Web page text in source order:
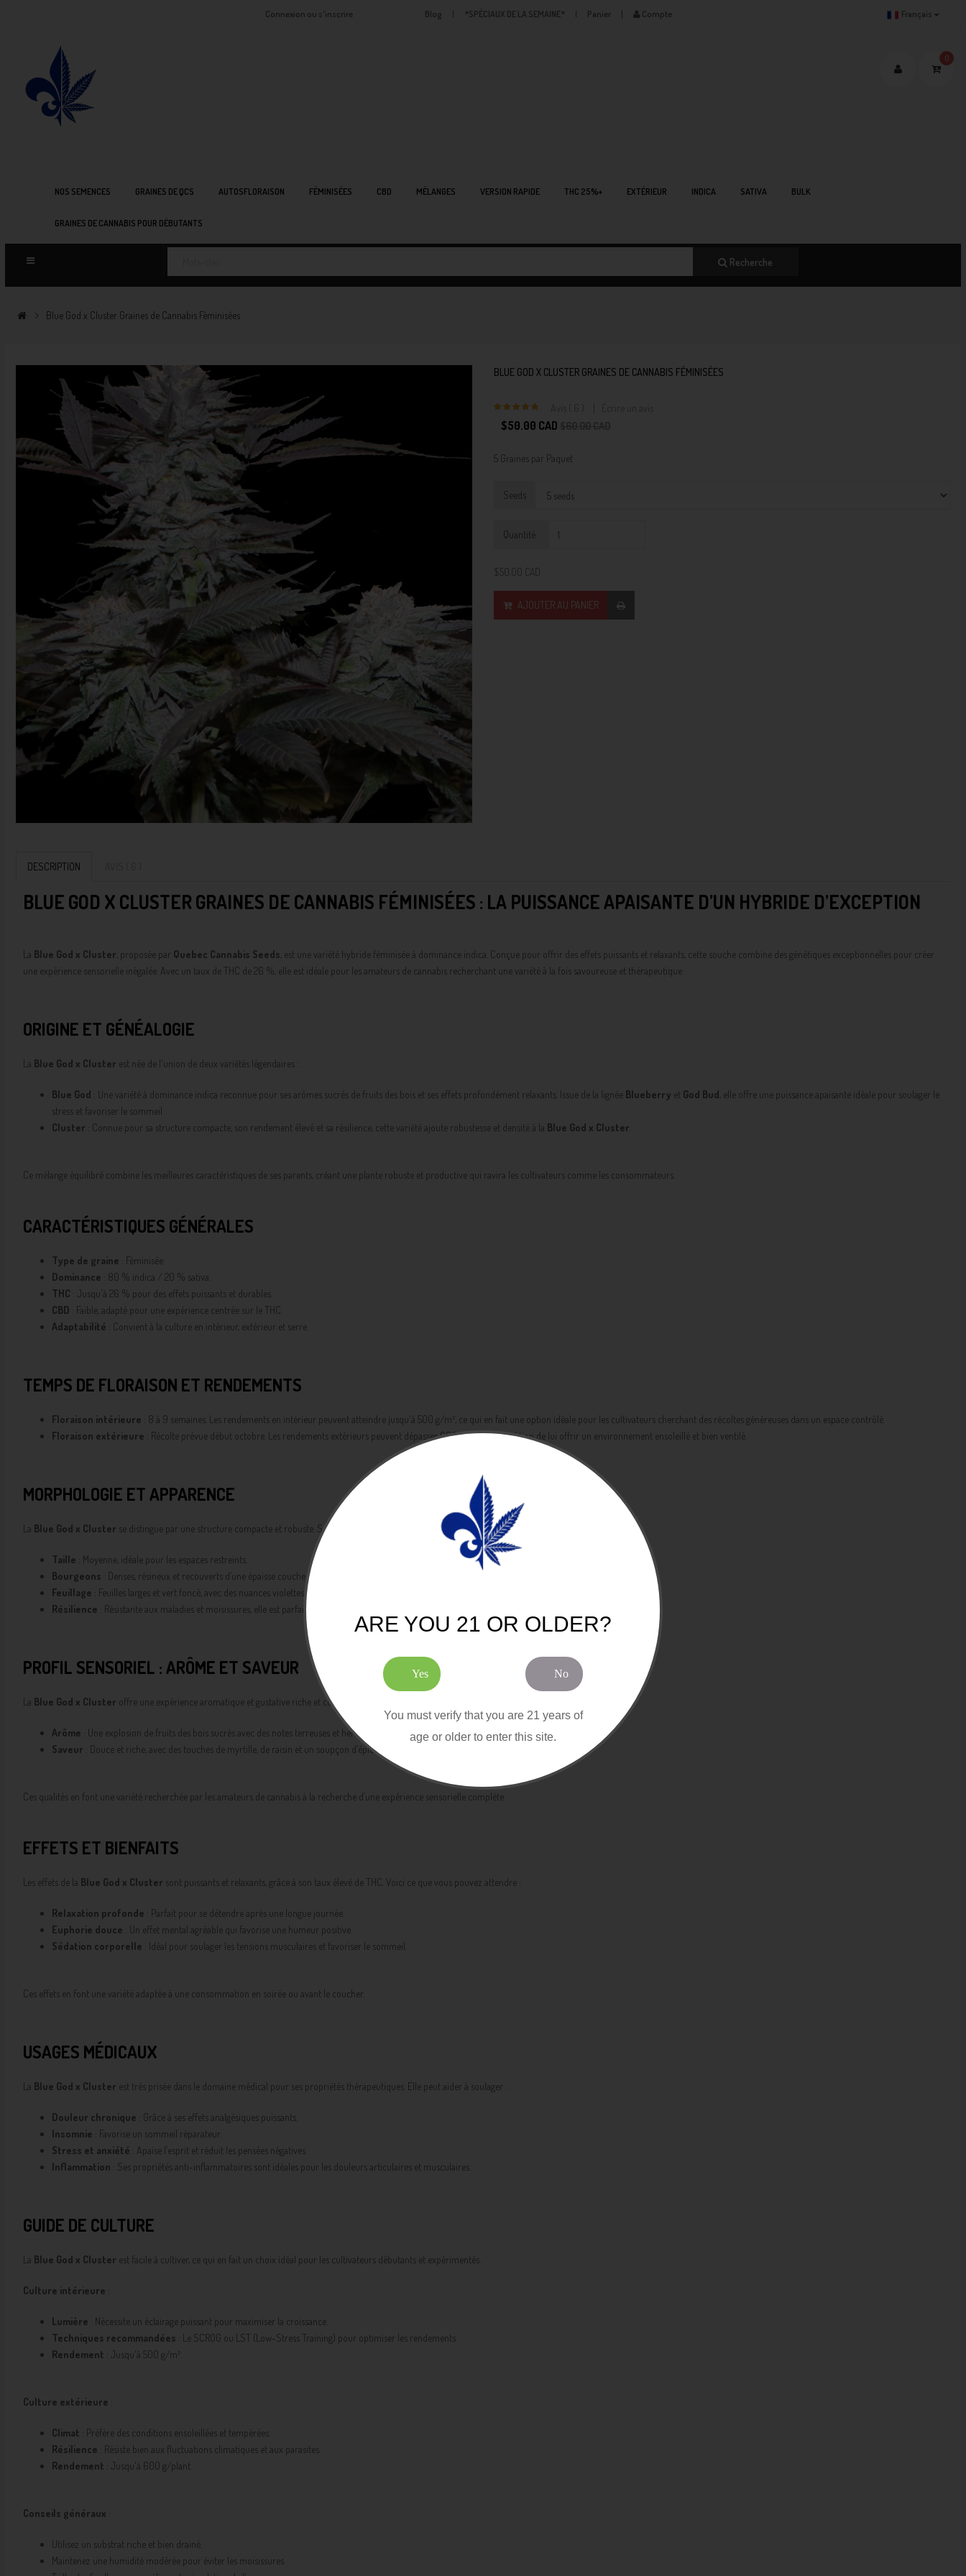
Connexion ou s'inscrire Blog *SPÉCIAUX DE LA SEMAINE* Panier Compte Français
0
NOS SEMENCES GRAINES DE QCS AUTOSFLORAISON FÉMINISÉES CBD MÉLANGES VERSION RAPIDE THC 25%+ EXTÉRIEUR INDICA SATIVA BULK
GRAINES DE CANNABIS POUR DÉBUTANTS
Recherche
Blue God x Cluster Graines de Cannabis Féminisées
BLUE GOD X CLUSTER GRAINES DE CANNABIS FÉMINISÉES
$50.00 CAD
5 Graines par Paquet
Seeds
Quantité :
$50.00 CAD
AJOUTER AU PANIER
DESCRIPTION
BLUE GOD X CLUSTER GRAINES DE CANNABIS FÉMINISÉES : LA PUISSANCE APAISANTE D’UN HYBRIDE D’EXCEPTION
La Blue God x Cluster , proposée par Quebec Cannabis Seeds , est une variété hybride féminisée à dominance indica. Conçue pour offrir des effets puissants et relaxants, cette souche combine des génétiques exceptionnelles pour créer
une expérience sensorielle inégalée. Avec un taux de THC de 26 %, elle est idéale pour les amateurs de cannabis recherchant une variété à la fois savoureuse et thérapeutique.
ORIGINE ET GÉNÉALOGIE
La Blue God x Cluster est née de l'union de deux variétés légendaires :
Blue God : Une variété à dominance indica reconnue pour ses arômes sucrés de fruits des bois et ses effets profondément relaxants. Issue de la lignéeBlueberry et God Bud , elle offre une puissance apaisante idéale pour soulager le
stress et favoriser le sommeil.
Cluster : Connue pour sa structure compacte, son rendement élevé et sa résilience, cette variété ajoute robustesse et densité à la Blue God x Cluster
Ce mélange équilibré combine les meilleures caractéristiques de ses parents, créant une plante robuste et productive qui ravira les cultivateurs comme les consommateurs.
CARACTÉRISTIQUES GÉNÉRALES
Type de graine : Féminisée.
Dominance : 80 % indica / 20 % sativa.
THC : Jusqu'à 26 % pour des effets puissants et durables.
CBD : Faible, adapté pour une expérience centrée sur le THC.
Adaptabilité : Convient à la culture en intérieur, extérieur et serre.
TEMPS DE FLORAISON ET RENDEMENTS
Floraison intérieure : 8 à 9 semaines. Les rendements en intérieur peuvent atteindre jusqu'à 500 g/m², ce qui en fait une option idéale pour les cultivateurs cherchant des récoltes généreuses dans un espace contrôlé.
Floraison extérieure : Récolte prévue début octobre. Les rendements extérieurs peuvent dépasser 600 g/plant, à condition de lui offrir un environnement ensoleillé et bien ventilé.
MORPHOLOGIE ET APPARENCE
La Blue God x Cluster se distingue par une structure compacte et robuste. Ses caractéristiques incluent :
Taille : Moyenne, idéale pour les espaces restreints.
Bourgeons : Denses, résineux et recouverts d’une épaisse couche de trichomes scintillants.
Feuillage : Feuilles larges et vert foncé, avec des nuances violettes qui se manifestent particulièrement sous des températures plus fraîches.
Résilience : Résistante aux maladies et moisissures, elle est parfaite pour les cultivateurs de tous niveaux.
PROFIL SENSORIEL : ARÔME ET SAVEUR
La Blue God x Cluster offre une expérience aromatique et gustative riche et complexe :
Arôme : Une explosion de fruits des bois sucrés avec des notes terreuses et herbacées qui rappellent ses origines indica.
Saveur : Douce et riche, avec des touches de myrtille, de raisin et un soupçon d’épices en fin de bouche.
Ces qualités en font une variété recherchée par les amateurs de cannabis à la recherche d’une expérience sensorielle complète.
EFFETS ET BIENFAITS
Les effets de la Blue God x Cluster sont puissants et relaxants, grâce à son taux élevé de THC. Voici ce que vous pouvez attendre :
Relaxation profonde : Parfait pour se détendre après une longue journée.
Euphorie douce : Un effet mental agréable qui favorise une humeur positive.
Sédation corporelle : Idéal pour soulager les tensions musculaires et favoriser le sommeil.
Ces effets en font une variété adaptée à une consommation en soirée ou avant le coucher.
USAGES MÉDICAUX
La Blue God x Cluster est très prisée dans le domaine médical pour ses propriétés thérapeutiques. Elle peut aider à soulager :
Douleur chronique : Grâce à ses effets analgésiques puissants.
Insomnie : Favorise un sommeil réparateur.
Stress et anxiété : Apaise l’esprit et réduit les pensées négatives.
Inflammation : Ses propriétés anti-inflammatoires sont idéales pour les douleurs articulaires et musculaires.
GUIDE DE CULTURE
La Blue God x Cluster est facile à cultiver, ce qui en fait un choix idéal pour les cultivateurs débutants et expérimentés.
Culture intérieure
Lumière : Nécessite un éclairage puissant pour maximiser la croissance.
Techniques recommandées : Le SCROG ou LST (Low-Stress Training) pour optimiser les rendements.
Rendement : Jusqu'à 500 g/m².
Culture extérieure
Climat : Préfère des conditions ensoleillées et tempérées.
Résilience : Résiste bien aux fluctuations climatiques et aux parasites.
Rendement : Jusqu'à 600 g/plant.
Conseils généraux
Utilisez un substrat riche et bien drainé.
Maintenez une humidité modérée pour éviter les moisissures.
ARE YOU 21 OR OLDER?
Yes No
You must verify that you are 21 years of
age or older to enter this site.